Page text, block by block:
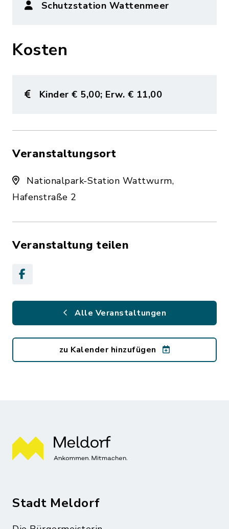
Schutzstation Wattenmeer
Kosten
Kinder € 5,00; Erw. € 11,00
Veranstaltungsort
Nationalpark-Station Wattwurm,
Hafenstraße 2
Veranstaltung teilen
Alle Veranstaltungen
zu Kalender hinzufügen
Stadt Meldorf